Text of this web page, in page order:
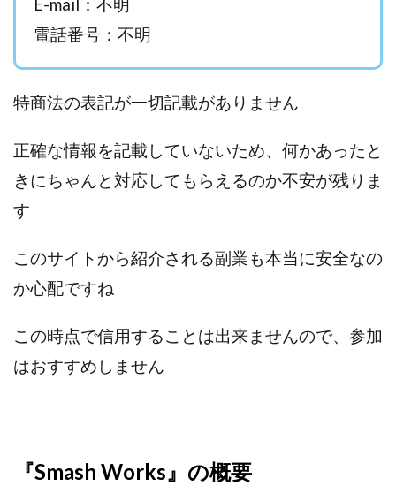
E-mail：不明
電話番号：不明
特商法の表記が一切記載がありません
正確な情報を記載していないため、何かあったと
きにちゃんと対応してもらえるのか不安が残りま
す
このサイトから紹介される副業も本当に安全なの
か心配ですね
この時点で信用することは出来ませんので、参加
はおすすめしません
『Smash Works』の概要
近藤かおり
近藤智弘
金の虎(マネーの虎)
長澤 祐介
金勝(キムマサル)
金子弘給
金子正人 金山莉緒
金本浩
鈴木翔
鈴村有基
生成AIの学校「飛翔」
犬神空
株式会社TOKYO STYLE
株式会社ドライブ
株式会社ジョイン
株式会社スパイラル
株式会社スマイル
株式会社ナチュラルナイン
株式会社カーロット
株式会社ナレッジ
株式会社ブリッジ
株式会社プルミエールエージェント